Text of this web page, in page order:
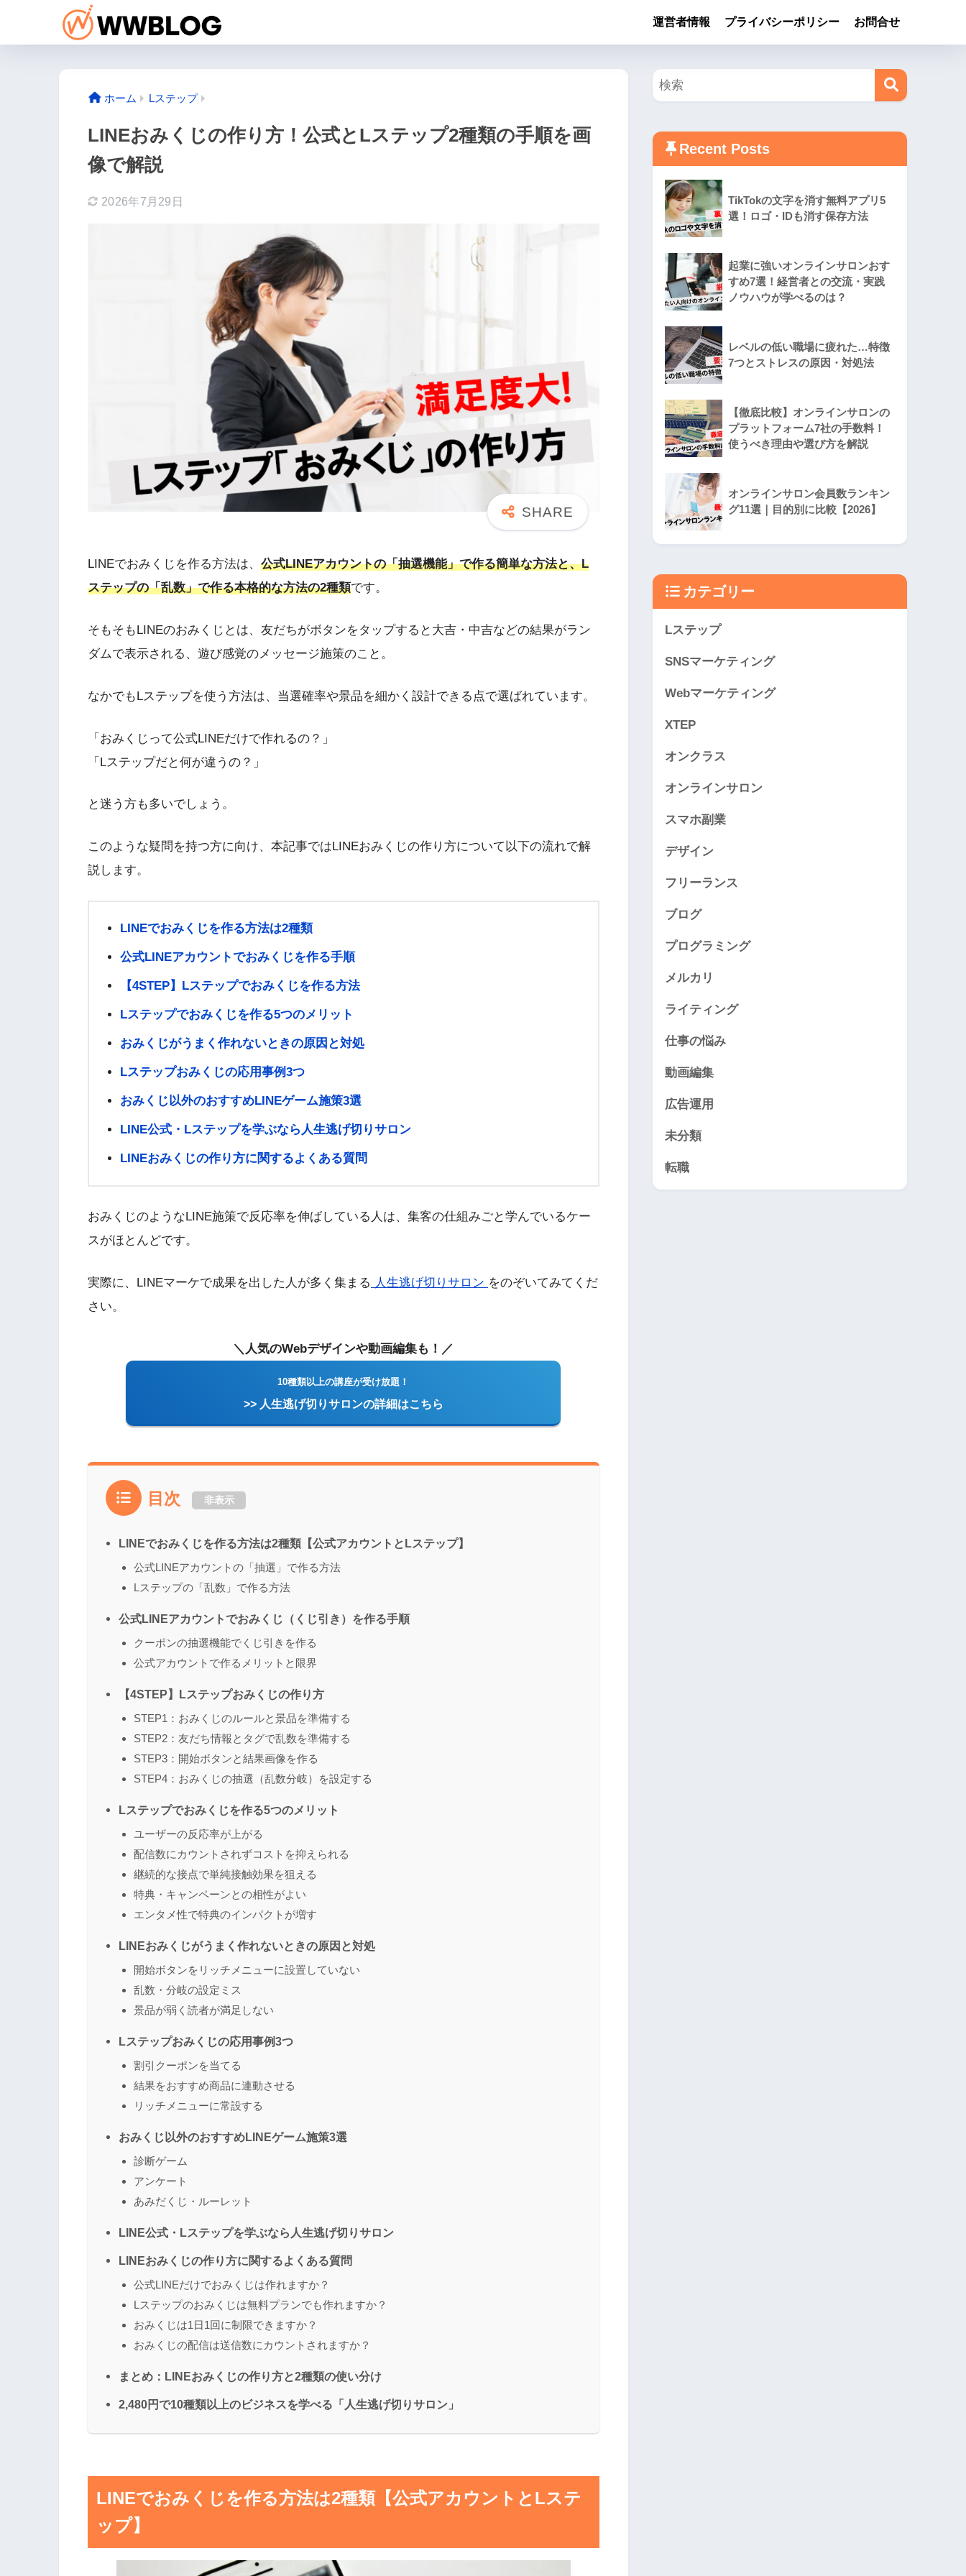
運営者情報 プライバシーポリシー お問合せ
ホーム Lステップ
LINEおみくじの作り方！公式とLステップ2種類の手順を画
像で解説
2026年7月29日
LINEでおみくじを作る方法は、 公式LINEアカウントの「抽選機能」で作る簡単な方法と、L
ステップの「乱数」で作る本格的な方法の2種類です。
そもそもLINEのおみくじとは、友だちがボタンをタップすると大吉・中吉などの結果がラン
ダムで表示される、遊び感覚のメッセージ施策のこと。
なかでもLステップを使う方法は、当選確率や景品を細かく設計できる点で選ばれています。
「おみくじって公式LINEだけで作れるの？」
「Lステップだと何が違うの？」
と迷う方も多いでしょう。
このような疑問を持つ方に向け、本記事ではLINEおみくじの作り方について以下の流れで解
説します。
LINEでおみくじを作る方法は2種類
公式LINEアカウントでおみくじを作る手順
【4STEP】Lステップでおみくじを作る方法
Lステップでおみくじを作る5つのメリット
おみくじがうまく作れないときの原因と対処
Lステップおみくじの応用事例3つ
おみくじ以外のおすすめLINEゲーム施策3選
LINE公式・Lステップを学ぶなら人生逃げ切りサロン
LINEおみくじの作り方に関するよくある質問
おみくじのようなLINE施策で反応率を伸ばしている人は、集客の仕組みごと学んでいるケー
スがほとんどです。
実際に、LINEマーケで成果を出した人が多く集まる 人生逃げ切りサロン をのぞいてみてくだ
さい。
＼人気のWebデザインや動画編集も！／
10種類以上の講座が受け放題！
>> 人生逃げ切りサロンの詳細はこちら
目次 非表示
LINEでおみくじを作る方法は2種類【公式アカウントとLステップ】
公式LINEアカウントの「抽選」で作る方法
Lステップの「乱数」で作る方法
公式LINEアカウントでおみくじ（くじ引き）を作る手順
クーポンの抽選機能でくじ引きを作る
公式アカウントで作るメリットと限界
【4STEP】Lステップおみくじの作り方
STEP1：おみくじのルールと景品を準備する
STEP2：友だち情報とタグで乱数を準備する
STEP3：開始ボタンと結果画像を作る
STEP4：おみくじの抽選（乱数分岐）を設定する
Lステップでおみくじを作る5つのメリット
ユーザーの反応率が上がる
配信数にカウントされずコストを抑えられる
継続的な接点で単純接触効果を狙える
特典・キャンペーンとの相性がよい
エンタメ性で特典のインパクトが増す
LINEおみくじがうまく作れないときの原因と対処
開始ボタンをリッチメニューに設置していない
乱数・分岐の設定ミス
景品が弱く読者が満足しない
Lステップおみくじの応用事例3つ
割引クーポンを当てる
結果をおすすめ商品に連動させる
リッチメニューに常設する
おみくじ以外のおすすめLINEゲーム施策3選
診断ゲーム
アンケート
あみだくじ・ルーレット
LINE公式・Lステップを学ぶなら人生逃げ切りサロン
LINEおみくじの作り方に関するよくある質問
公式LINEだけでおみくじは作れますか？
Lステップのおみくじは無料プランでも作れますか？
おみくじは1日1回に制限できますか？
おみくじの配信は送信数にカウントされますか？
まとめ：LINEおみくじの作り方と2種類の使い分け
2,480円で10種類以上のビジネスを学べる「人生逃げ切りサロン」
LINEでおみくじを作る方法は2種類【公式アカウントとLステ
ップ】
Recent Posts
TikTokの文字を消す無料アプリ5
選！ロゴ・IDも消す保存方法
起業に強いオンラインサロンおす
すめ7選！経営者との交流・実践
ノウハウが学べるのは？
レベルの低い職場に疲れた…特徴
7つとストレスの原因・対処法
【徹底比較】オンラインサロンの
プラットフォーム7社の手数料！
使うべき理由や選び方を解説
オンラインサロン会員数ランキン
グ11選｜目的別に比較【2026】
カテゴリー
Lステップ
SNSマーケティング
Webマーケティング
XTEP
オンクラス
オンラインサロン
スマホ副業
デザイン
フリーランス
ブログ
プログラミング
メルカリ
ライティング
仕事の悩み
動画編集
広告運用
未分類
転職